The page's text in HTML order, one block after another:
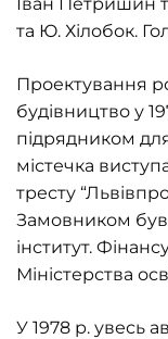
та Ю. Хілобок.
Проектування
будівництво у
підрядником
містечка
тресту
Замовником був
інститут.
Міністерства
У 1978 р. увесь